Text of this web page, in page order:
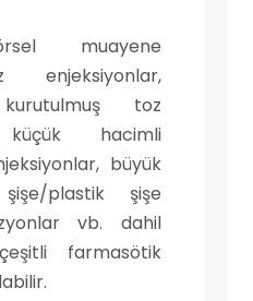
muayene
enjeksiyonlar,
toz
küçük hacimli
büyük
plastik şişe
vb. dahil
farmasötik